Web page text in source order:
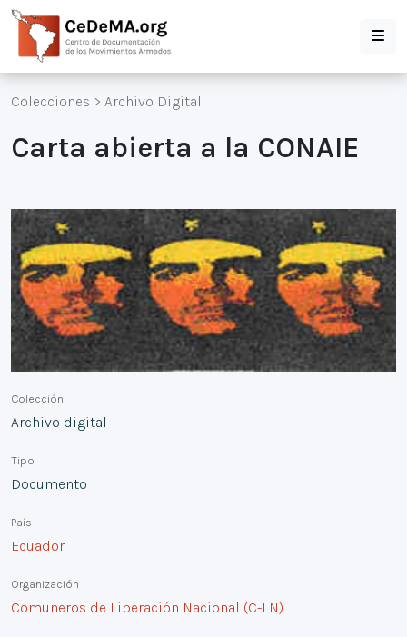
Colecciones > Archivo Digital
Carta abierta a la CONAIE
Colección
Archivo digital
Tipo
Documento
País
Ecuador
Organización
Comuneros de Liberación Nacional (C-LN)